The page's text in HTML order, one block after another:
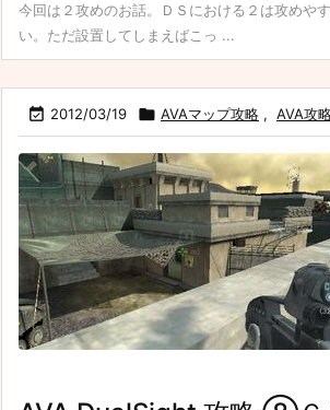
今回は２攻めのお話。ＤＳにおける２は攻めや
い。ただ設置してしまえばこっ ...
 2012/03/19  AVAマップ攻略 , AVA攻